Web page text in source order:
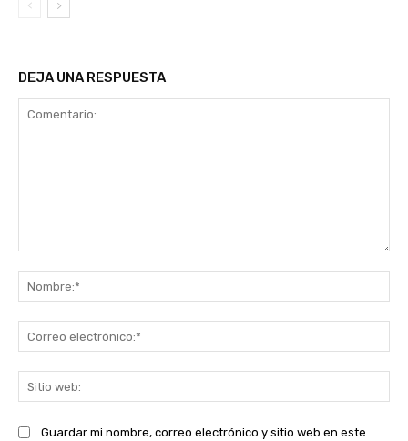
DEJA UNA RESPUESTA
Guardar mi nombre, correo electrónico y sitio web en este